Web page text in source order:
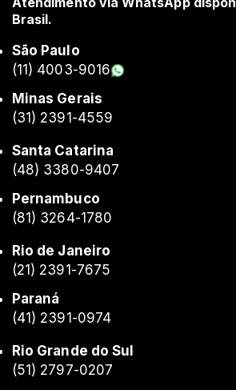
Brasil.
São Paulo
(11) 4003-9016
Minas Gerais
(31) 2391-4559
Santa Catarina
(48) 3380-9407
Pernambuco
(81) 3264-1780
Rio de Janeiro
(21) 2391-7675
Paraná
(41) 2391-0974
Rio Grande do Sul
(51) 2797-0207